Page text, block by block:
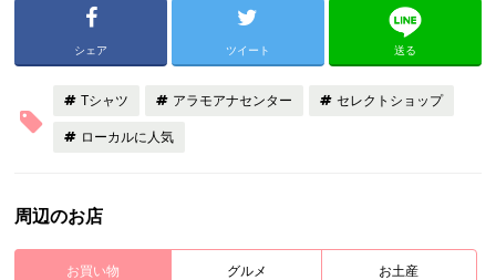
シェア ツイート 送る
Tシャツ アラモアナセンター セレクトショップ
ローカルに人気
周辺のお店
お買い物 グルメ お土産